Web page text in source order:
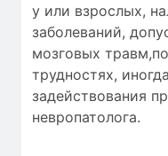
у или взрослых,
заболеваний,
мозговых
трудностях,
задействования
невропатолога.